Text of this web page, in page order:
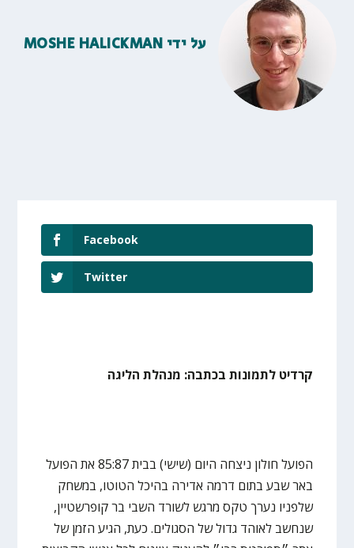
על ידי MOSHE HALICKMAN
Facebook
Twitter
קרדיט לתמונות בכתבה: מנהלת הליגה
הפועל חולון ניצחה היום (שישי) בבית 85:87 את הפועל
באר שבע בתום דרמה אדירה בהיכל הטוטו, במשחק
שלפניו נערך טקס מרגש לשורד השבי בר קופרשטיין,
שנחשב לאוהד גדול של הסגולים. כעת, הגיע הזמן של